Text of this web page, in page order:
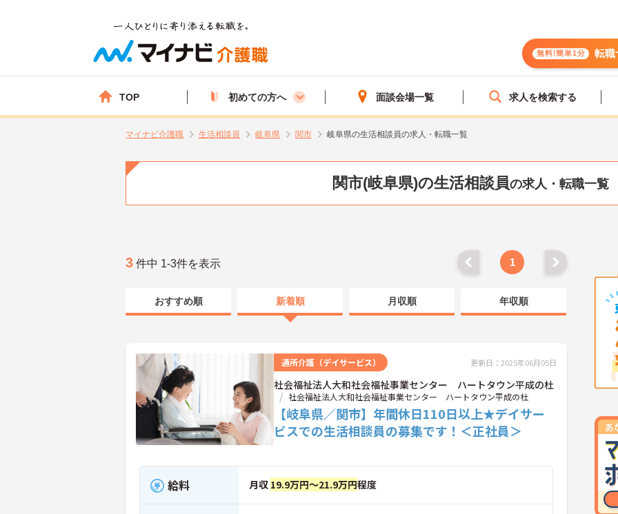
無料!簡単1分 転職
TOP 初めての方へ 面談会場一覧 求人を検索する
マイナビ介護職 生活相談員 岐阜県 関市 岐阜県の生活相談員の求人・転職一覧
関市(岐阜県)の生活相談員の求人・転職一覧
3 件中 1-3件を表示 1
おすすめ順 新着順 月収順 年収順
通所介護（デイサービス） 更新日：2025年06月05日
社会福祉法人大和社会福祉事業センター ハートタウン平成の杜
社会福祉法人大和社会福祉事業センター ハートタウン平成の杜
【岐阜県／関市】年間休日110日以上★デイサー
ビスでの生活相談員の募集です！＜正社員＞
給料 月収 19.9万円～21.9万円程度